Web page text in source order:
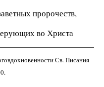
пророчеств,
во Христа
Св. Писания